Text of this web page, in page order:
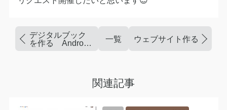
デジタルブック
を作る Android
一覧 ウェブサイト作るって難
関連記事